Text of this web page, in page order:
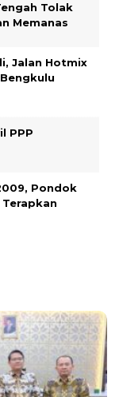
Tolak
Memanas
Jalan Hotmix
PPP
Pondok